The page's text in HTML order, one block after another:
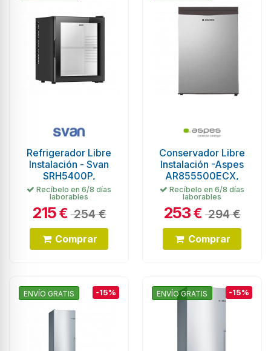
Refrigerador Libre
Instalación - Svan
SRH5400P,
Botellero, Cristal,
47x38cm, Negro
Recíbelo en 6/8 días
laborables
215€ 254 €
Comprar
Conservador Libre
Instalación -Aspes
AR855500ECX,
Cíclico, 0,84 metros,
Inox
Recíbelo en 6/8 días
laborables
253€ 294 €
Comprar
ENVÍO GRATIS -15% ENVÍO GRATIS -15%